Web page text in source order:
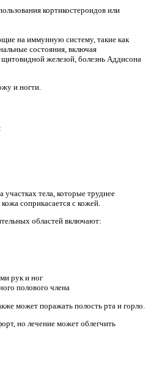
кортикостероидов или
на иммунную систему, такие как
состояния, включая
железой, болезнь Аддисона
и ногти.
тела, которые труднее
соприкасается с кожей.
областей включают:
рук и ног
полового члена
может поражать полость рта и горло.
но лечение может облегчить